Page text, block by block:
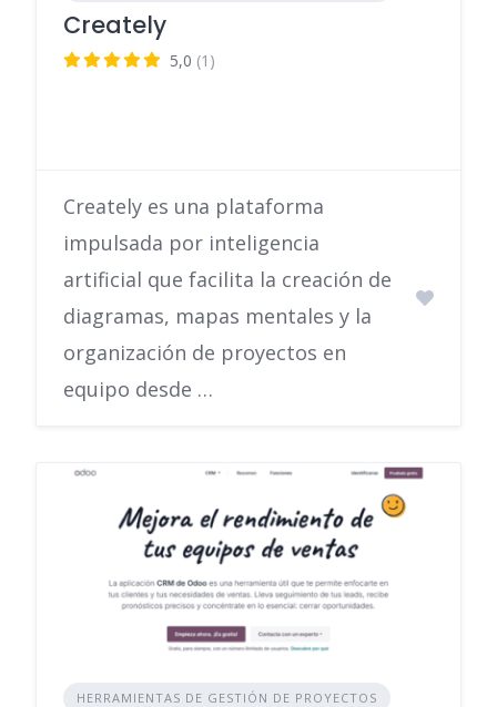
Creately
5,0 (1)
Creately es una plataforma
impulsada por inteligencia
artificial que facilita la creación de
diagramas, mapas mentales y la
organización de proyectos en
equipo desde …
HERRAMIENTAS DE GESTIÓN DE PROYECTOS